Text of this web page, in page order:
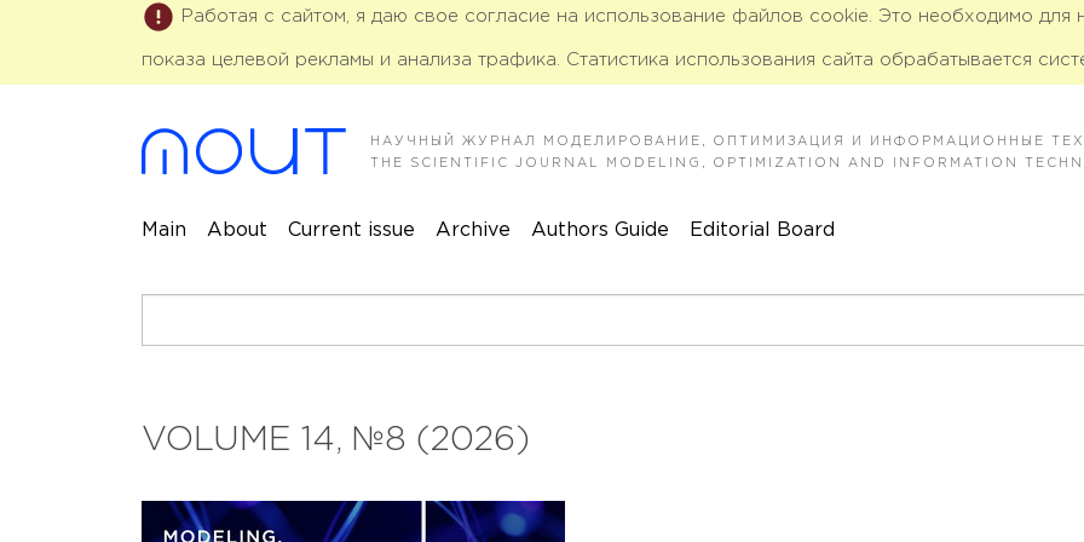
Работая с сайтом, я даю свое согласие на использование файлов cookie. Это необходимо для
показа целевой рекламы и анализа трафика. Статистика использования сайта обрабатывается
НАУЧНЫЙ ЖУРНАЛ МОДЕЛИРОВАНИЕ, ОПТИМИЗАЦИЯ И ИНФОРМАЦИОННЫЕ
THE SCIENTIFIC JOURNAL MODELING, OPTIMIZATION AND INFORMATION
Main About Current issue Archive Authors Guide Editorial Board
VOLUME 14, №8 (2026)